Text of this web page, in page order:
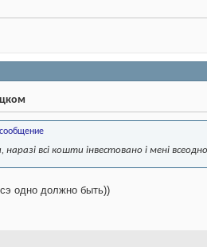
наразі всі кошти інвестовано і мені
одно должно быть))